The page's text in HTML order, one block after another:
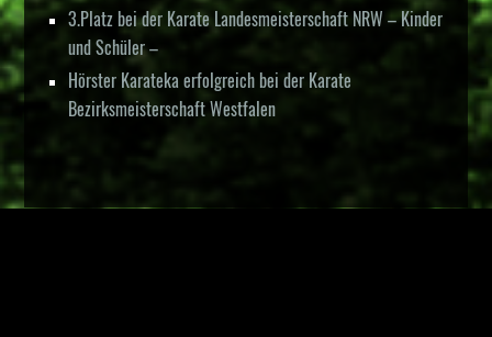
3.Platz bei der Karate Landesmeisterschaft NRW – Kinder
und Schüler –
Hörster Karateka erfolgreich bei der Karate
Bezirksmeisterschaft Westfalen